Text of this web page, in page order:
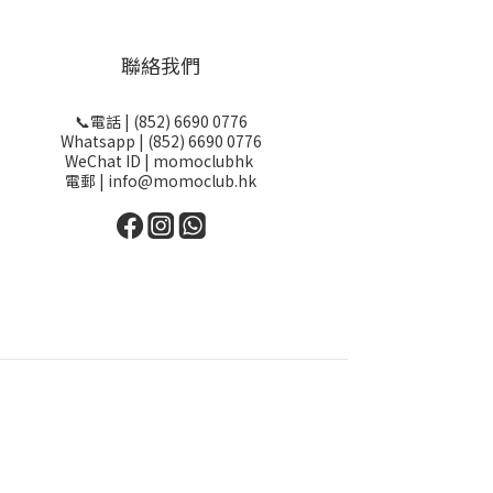
聯絡我們
📞電話 | (852) 6690 0776
Whatsapp | (852) 6690 0776
WeChat ID | momoclubhk
電郵 | info@momoclub.hk